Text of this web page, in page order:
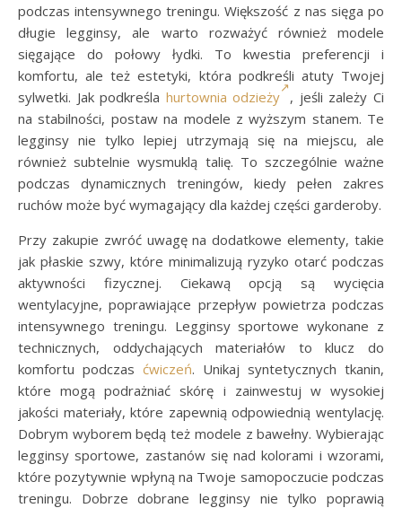
podczas intensywnego treningu. Większość z nas sięga po
długie legginsy, ale warto rozważyć również modele
sięgające do połowy łydki. To kwestia preferencji i
komfortu, ale też estetyki, która podkreśli atuty Twojej
sylwetki. Jak podkreśla hurtownia odzieży , jeśli zależy Ci
na stabilności, postaw na modele z wyższym stanem. Te
legginsy nie tylko lepiej utrzymają się na miejscu, ale
również subtelnie wysmuklą talię. To szczególnie ważne
podczas dynamicznych treningów, kiedy pełen zakres
ruchów może być wymagający dla każdej części garderoby.
Przy zakupie zwróć uwagę na dodatkowe elementy, takie
jak płaskie szwy, które minimalizują ryzyko otarć podczas
aktywności fizycznej. Ciekawą opcją są wycięcia
wentylacyjne, poprawiające przepływ powietrza podczas
intensywnego treningu. Legginsy sportowe wykonane z
technicznych, oddychających materiałów to klucz do
komfortu podczas ćwiczeń. Unikaj syntetycznych tkanin,
które mogą podrażniać skórę i zainwestuj w wysokiej
jakości materiały, które zapewnią odpowiednią wentylację.
Dobrym wyborem będą też modele z bawełny. Wybierając
legginsy sportowe, zastanów się nad kolorami i wzorami,
które pozytywnie wpłyną na Twoje samopoczucie podczas
treningu. Dobrze dobrane legginsy nie tylko poprawią